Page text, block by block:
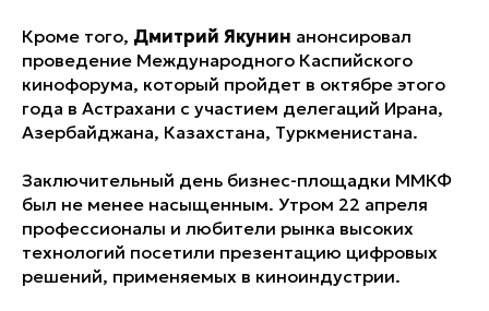
Кроме того, Дмитрий Якунин анонсировал
проведение Международного Каспийского
кинофорума, который пройдет в октябре этого
года в Астрахани с участием делегаций Ирана,
Азербайджана, Казахстана, Туркменистана.
Заключительный день бизнес-площадки ММКФ
был не менее насыщенным. Утром 22 апреля
профессионалы и любители рынка высоких
технологий посетили презентацию цифровых
решений, применяемых в киноиндустрии.